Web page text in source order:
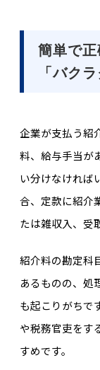
簡単で
「バク
企業が支払う紹
料、給与手当が
い分けなければ
合、定款に紹介
たは雑収入、受
紹介料の勘定科
あるものの、処
も起こりがちで
や税務官吏をす
すめです。